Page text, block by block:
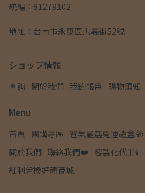
統編：81279102
地址：台南市永康區忠義街52號
ショップ情報
查詢 關於我們 我的帳戶 購物須知
Menu
首頁 團購專區 爸氣嚴選免運禮盒🎁
關於我們 聯絡我們❤️ 客製化代工🕯️
紅利兌換好禮商城